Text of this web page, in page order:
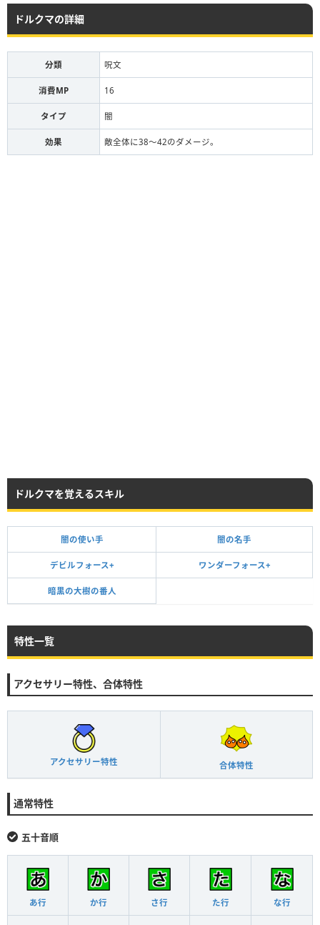
ドルクマの詳細
分類 呪文
消費MP 16
タイプ 闇
効果 敵全体に38〜42のダメージ。
ドルクマを覚えるスキル
闇の使い手 闇の名手
デビルフォース+ ワンダーフォース+
暗黒の大樹の番人
特性一覧
アクセサリー特性、合体特性
アクセサリー特性 合体特性
通常特性
五十音順
あ行 か行 さ行 た行 な行